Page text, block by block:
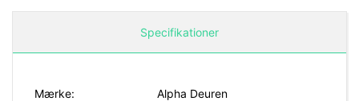
Specifikationer
Mærke: Alpha Deuren